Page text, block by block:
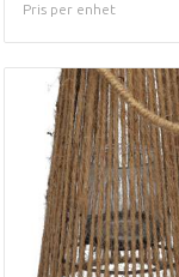
Pris per enhet